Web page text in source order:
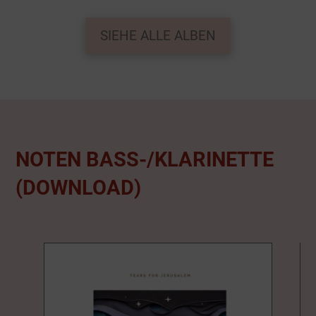
SIEHE ALLE ALBEN
NOTEN BASS-/KLARINETTE
(DOWNLOAD)